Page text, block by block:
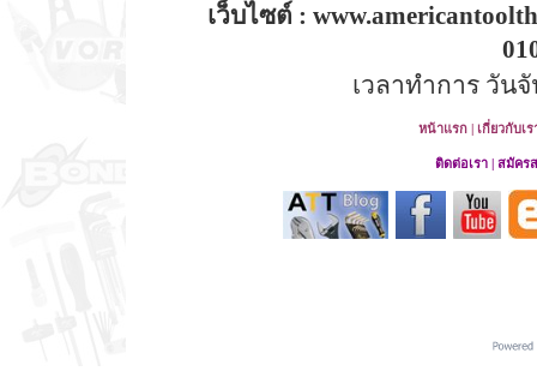
เว็บไซต์ :
เวลาทำการ วัน
หน้าแรก | เกี่ยวกับเร
ติดต่อเรา | สมัคร